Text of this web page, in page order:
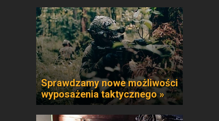
Sprawdzamy nowe możliwości
wyposażenia taktycznego »